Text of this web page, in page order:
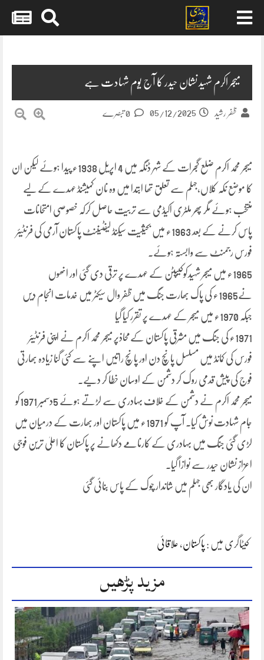
میجر اکرم شہید نشان حیدر کا آج یوم شہادت ہے
ظفر رشید 05/12/2025
میجر محمد اکرم ضلع گجرات کے شہر ڈنگہ میں 4 اپریل 1938ء پیدا ہوئے لیکن ان
کا موضع نکہ کلاں،جہلم سے تعلق تھا ابتدا میں وہ نان کمیشنڈ عہدے کے لیے
منتخب ہوئے مگر پھر ملٹری اکیڈمی سے تربیت حاصل کرکہ خصوصی امتحانات
پاس کرنے کے بعد 1963ء میں بحیثیت سیکنڈ لیفٹیننٹ پاکستان آرمی کی فرنٹیئر
فورس رجمنٹ سے وابستہ ہوئے۔
1965ء میں میجر شہیدکوکیپٹن کے عہدے پر ترقی دی گئی اور انھوں
نے1965ء کی پاک بھارت جنگ میں ظفر وال سیکٹر میں خدمات انجام دیں
جبکہ 1970ء میں میجر کے عہدے پر تقرر کیا گیا
1971ء کی جنگ میں مشرقی پاکستان کےمحاذپر میجر محمد اکرم نے اپنی فرنٹیئر
فورس کی کمانڈ میں مسلسل پانچ دن اور پانچ راتیں اپنے سے کئی گنا زیادہ بھارتی
فوج کی پیش قدمی روک کر دشمن کے اوسان خطا کر دیے۔
میجر محمد اکرم نے دشمن کے خلاف بہادری سے لڑتے ہوئے 5دسمبر 1971کو
جام شہادت نوش کیا۔ آپ کو 1971ء میں پاکستان اور بھارت کے درمیان میں
لڑی گئی جنگ میں بہادری کے کارنامے دکھانے پر پاکستان کا اعلیٰ ترین فوجی
اعزاز نشان حیدر سے نوازا گیا۔
ان کی یادگار بھی جہلم میں شاندار چوک کے پاس بنائی گئی
کیٹاگری میں : پاکستان، علاقائی
مزید پڑھیں